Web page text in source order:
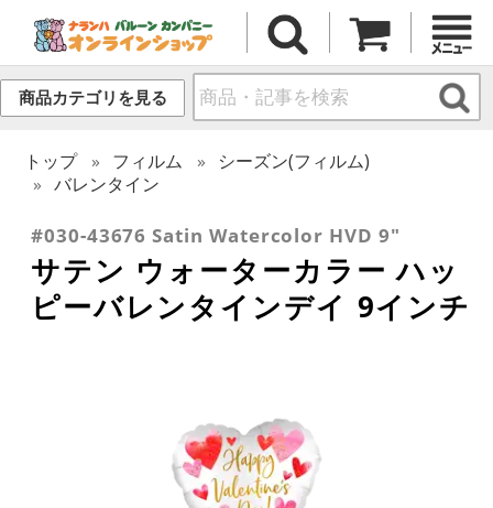
商品カテゴリを見る
トップ フィルム
シーズン(フィルム)
バレンタイン
#030-43676 Satin Watercolor HVD 9"
サテン ウォーターカラー ハッ
ピーバレンタインデイ 9インチ